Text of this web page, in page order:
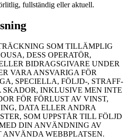
fullständig eller aktuell.
SOM TILLÄMPLIG
DESS OPERATÖR,
BIDRAGSGIVARE UNDER
VARA ANSVARIGA FÖR
SPECIELLA, FÖLJD-, STRAFF-
INKLUSIVE MEN INTE
FÖR FÖRLUST AV VINST,
DATA ELLER ANDRA
SOM UPPSTÅR TILL FÖLJD
DIN ANVÄNDNING AV
ANVÄNDA WEBBPLATSEN.